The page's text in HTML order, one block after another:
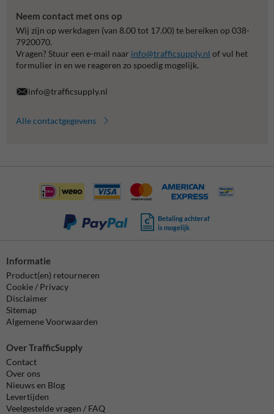
Neem contact met ons op
Wij zijn op werkdagen (van 8.00 tot 17.00) te bereiken op 038-
7920070.
Vragen? Stuur een e-mail naar info@trafficsupply.nl of vul het
formulier in en we reageren zo spoedig mogelijk.
info@trafficsupply.nl
Alle contactgegevens
Betaling achteraf
is mogelijk
Informatie
Product(en) retourneren
Cookie / Privacy
Disclaimer
Sitemap
Algemene Voorwaarden
Over TrafficSupply
Contact
Over ons
Nieuws en Blog
Levertijden
Veelgestelde vragen / FAQ